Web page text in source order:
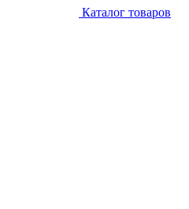
Каталог товаров